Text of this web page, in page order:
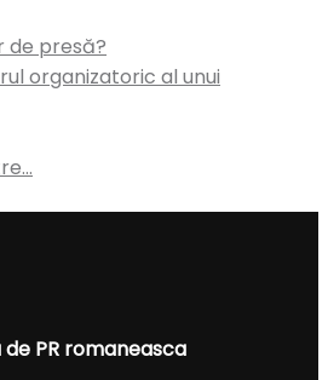
de presă?
organizatoric al unui
de PR romaneasca